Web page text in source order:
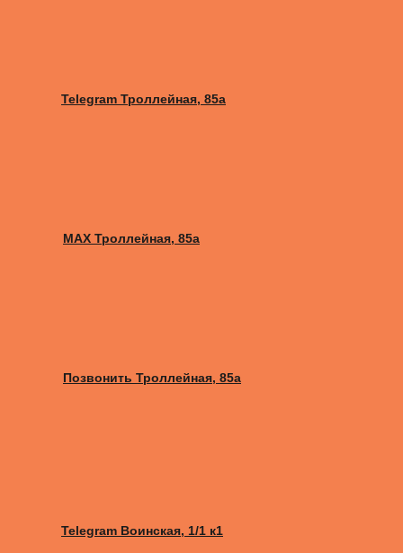
Telegram Троллейная, 85а
MAX Троллейная, 85а
Позвонить Троллейная, 85а
Telegram Воинская, 1/1 к1